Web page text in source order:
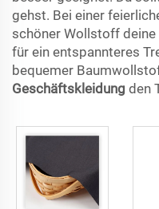
gehst. Bei einer
schöner Wollstoff deine
für ein entspannteres
bequemer
Geschäftskleidung den